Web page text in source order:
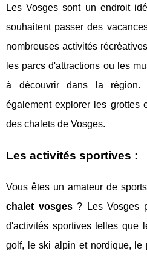
Les Vosges sont un endroit
souhaitent passer des
nombreuses activités
les parcs d'attractions ou les
à découvrir dans la région.
également explorer les grottes
des chalets de Vosges.
Les activités sportives :
Vous êtes un amateur de
chalet vosges? Les Vosges
d'activités sportives telles que
golf, le ski alpin et nordique, le